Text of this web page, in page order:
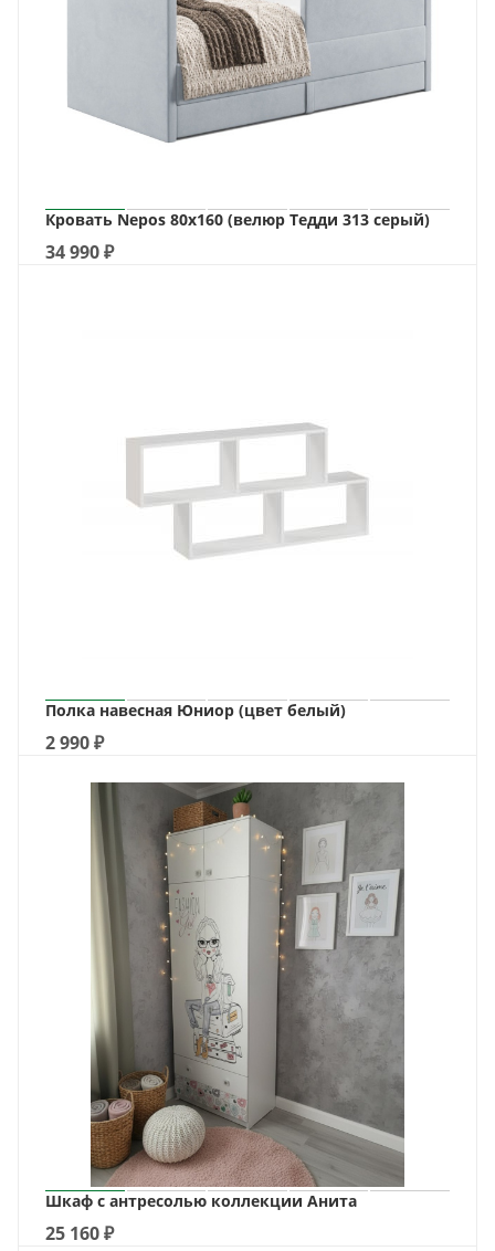
Кровать Nepos 80х160 (велюр Тедди 313 серый)
34 990₽
Полка навесная Юниор (цвет белый)
2 990₽
Шкаф с антресолью коллекции Анита
25 160₽